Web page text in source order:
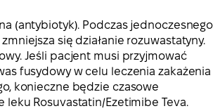
(antybiotyk). Podczas jednoczesnego
się działanie rozuwastatyny.
Jeśli pacjent musi przyjmować
fusydowy w celu leczenia zakażenia
konieczne będzie czasowe
leku Rosuvastatin/Ezetimibe Teva.